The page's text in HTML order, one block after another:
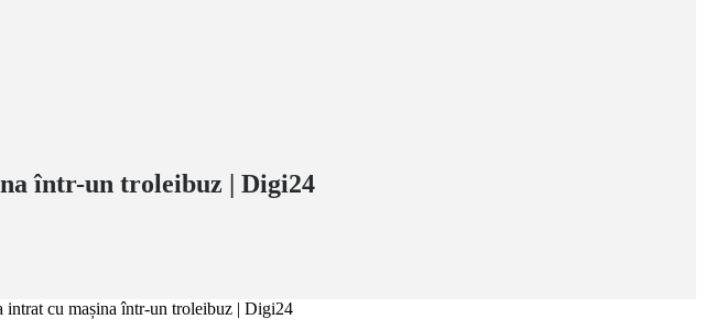
într-un troleibuz | Digi24